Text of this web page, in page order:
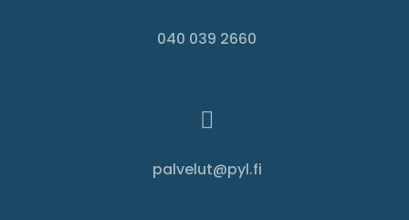
040 039 2660

palvelut@pyl.fi